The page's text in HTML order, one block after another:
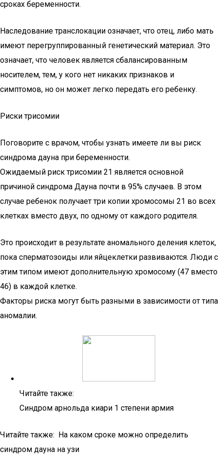
сроках беременности.
Наследование транслокации означает, что отец, либо мать
имеют перегруппированный генетический материал. Это
означает, что человек является сбалансированным
носителем, тем, у кого нет никаких признаков и
симптомов, но он может легко передать его ребенку.
Риски трисомии
Поговорите с врачом, чтобы узнать имеете ли вы риск
синдрома дауна при беременности.
Ожидаемый риск трисомии 21 является основной
причиной синдрома Дауна почти в 95% случаев. В этом
случае ребенок получает три копии хромосомы 21 во всех
клетках вместо двух, по одному от каждого родителя.
Это происходит в результате аномального деления клеток,
пока сперматозоиды или яйцеклетки развиваются. Люди с
этим типом имеют дополнительную хромосому (47 вместо
46) в каждой клетке.
Факторы риска могут быть разными в зависимости от типа
аномалии.
Читайте также:
Синдром арнольда киари 1 степени армия
Читайте также: На каком сроке можно определить
синдром дауна на узи